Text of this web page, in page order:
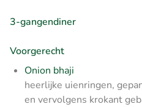
3-gangendiner
Voorgerecht
Onion bhaji
heerlijke uienringen,
en vervolgens krokant